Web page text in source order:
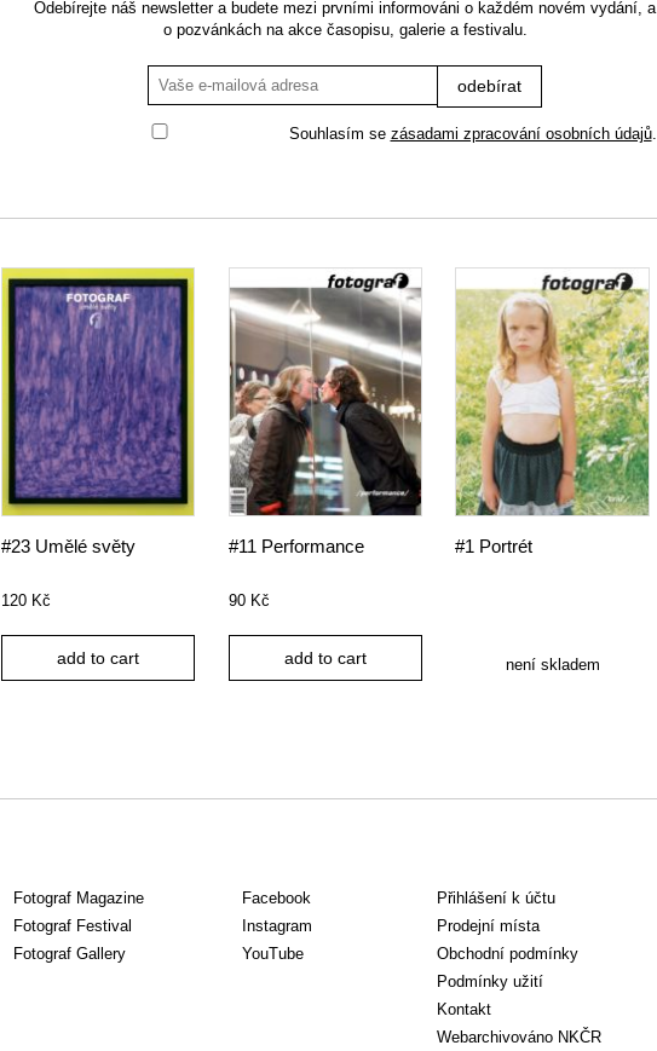
Odebírejte náš newsletter a budete mezi prvními informováni o každém novém vydání, a
o pozvánkách na akce časopisu, galerie a festivalu.
Souhlasím se zásadami zpracování osobních údajů.
#23 Umělé světy
120 Kč
add to cart
#11 Performance
90 Kč
add to cart
#1 Portrét
není skladem
Fotograf Magazine
Fotograf Festival
Fotograf Gallery
Facebook
Instagram
YouTube
Přihlášení k účtu
Prodejní místa
Obchodní podmínky
Podmínky užití
Kontakt
Webarchivováno NKČR